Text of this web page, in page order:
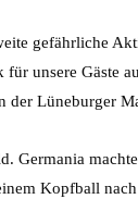
gefährliche
unsere Gäste
der Lüneburger
Germania
Kopfball